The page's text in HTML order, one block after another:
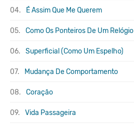
04. É Assim Que Me Querem
05. Como Os Ponteiros De Um Relógio
06. Superficial (Como Um Espelho)
07. Mudança De Comportamento
08. Coração
09. Vida Passageira